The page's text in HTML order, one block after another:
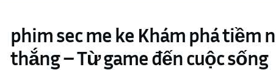
phim sec me ke Khám phá tiềm
thắng – Từ game đến cuộc sống